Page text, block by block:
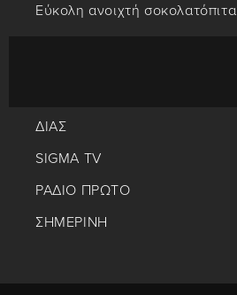
Εύκολη ανοιχτή σοκολατόπιτα
ΔΙΑΣ
SIGMA TV
ΡΑΔΙΟ ΠΡΩΤΟ
ΣΗΜΕΡΙΝΗ